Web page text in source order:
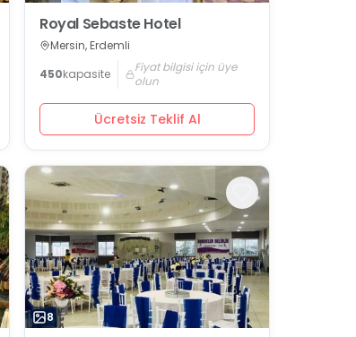
Royal Sebaste Hotel
Mersin, Erdemli
450kapasite
Fiyat bilgisi için üye
olun
Ücretsiz Teklif Al
8